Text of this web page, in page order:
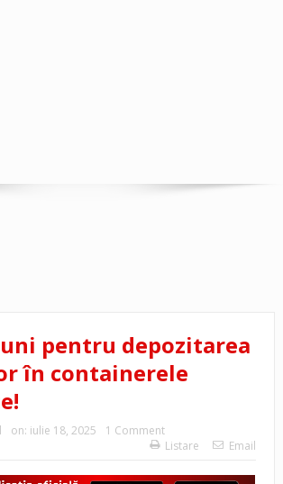
pentru depozitarea
în containerele
on: iulie 18, 2025
1 Comment
Listare
Email